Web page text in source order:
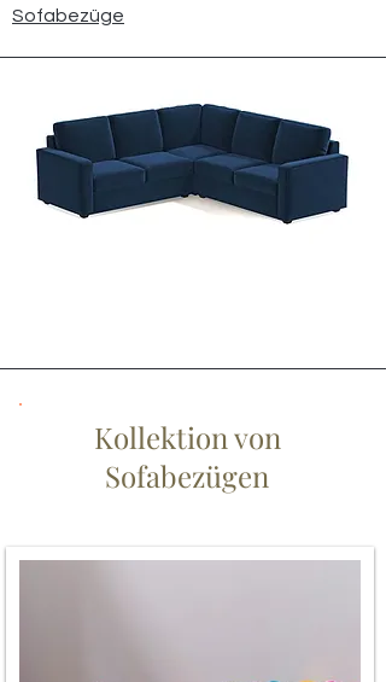
Sofabezüge
Kollektion von
Sofabezügen